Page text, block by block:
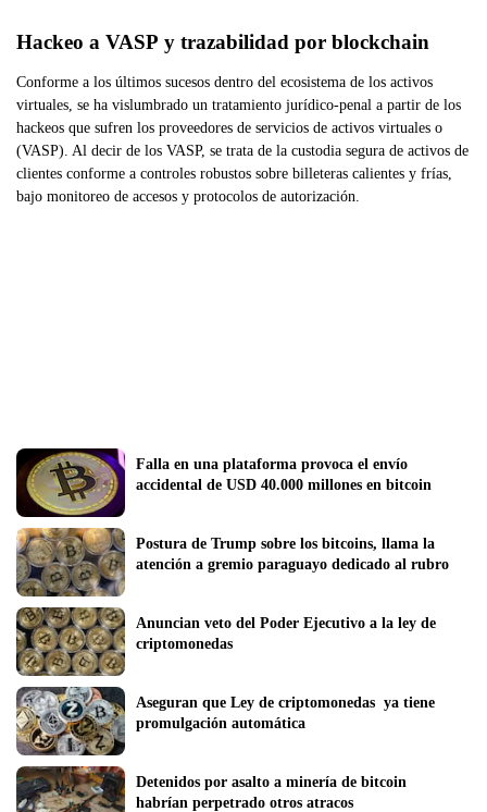
Hackeo a VASP y trazabilidad por blockchain
Conforme a los últimos sucesos dentro del ecosistema de los activos
virtuales, se ha vislumbrado un tratamiento jurídico-penal a partir de los
hackeos que sufren los proveedores de servicios de activos virtuales o
(VASP). Al decir de los VASP, se trata de la custodia segura de activos de
clientes conforme a controles robustos sobre billeteras calientes y frías,
bajo monitoreo de accesos y protocolos de autorización.
Falla en una plataforma provoca el envío
accidental de USD 40.000 millones en bitcoin
Postura de Trump sobre los bitcoins, llama la
atención a gremio paraguayo dedicado al rubro
Anuncian veto del Poder Ejecutivo a la ley de
criptomonedas
Aseguran que Ley de criptomonedas  ya tiene
promulgación automática
Detenidos por asalto a minería de bitcoin